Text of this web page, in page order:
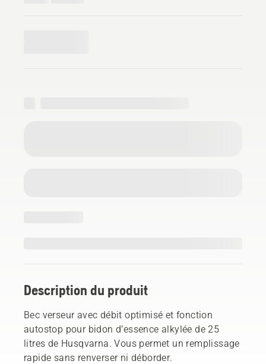
Description du produit
Bec verseur avec débit optimisé et fonction
autostop pour bidon d’essence alkylée de 25
litres de Husqvarna. Vous permet un remplissage
rapide sans renverser ni déborder.